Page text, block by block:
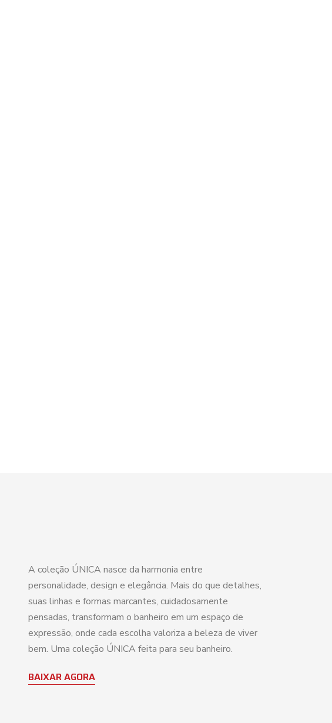
A coleção ÚNICA nasce da harmonia entre
personalidade, design e elegância. Mais do que detalhes,
suas linhas e formas marcantes, cuidadosamente
pensadas, transformam o banheiro em um espaço de
expressão, onde cada escolha valoriza a beleza de viver
bem. Uma coleção ÚNICA feita para seu banheiro.
BAIXAR AGORA